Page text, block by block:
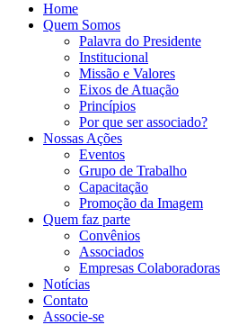
Home
Quem Somos
Palavra do Presidente
Institucional
Missão e Valores
Eixos de Atuação
Princípios
Por que ser associado?​
Nossas Ações
Eventos
Grupo de Trabalho
Capacitação
Promoção da Imagem
Quem faz parte
Convênios
Associados
Empresas Colaboradoras
Notícias
Contato
Associe-se